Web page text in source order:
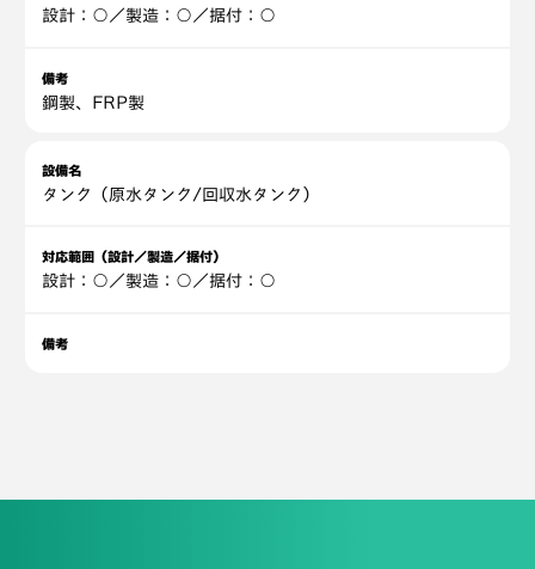
設計：○／製造：○／据付：○
備考
鋼製、FRP製
設備名
タンク（原水タンク/回収水タンク）
対応範囲（設計／製造／据付）
設計：○／製造：○／据付：○
備考